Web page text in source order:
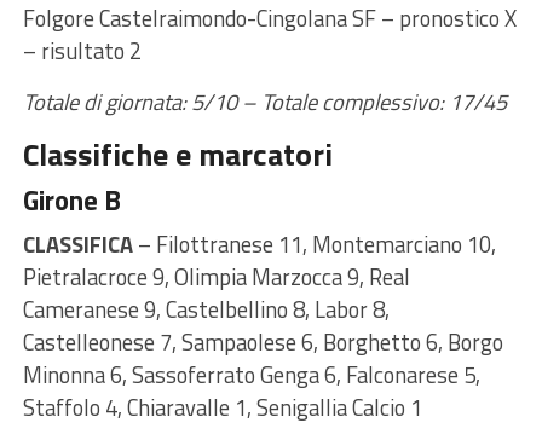
Folgore Castelraimondo-Cingolana SF – pronostico X
– risultato 2
Totale di giornata: 5/10 – Totale complessivo: 17/45
Classifiche e marcatori
Girone B
CLASSIFICA– Filottranese 11, Montemarciano 10,
Pietralacroce 9, Olimpia Marzocca 9, Real
Cameranese 9, Castelbellino 8, Labor 8,
Castelleonese 7, Sampaolese 6, Borghetto 6, Borgo
Minonna 6, Sassoferrato Genga 6, Falconarese 5,
Staffolo 4, Chiaravalle 1, Senigallia Calcio 1